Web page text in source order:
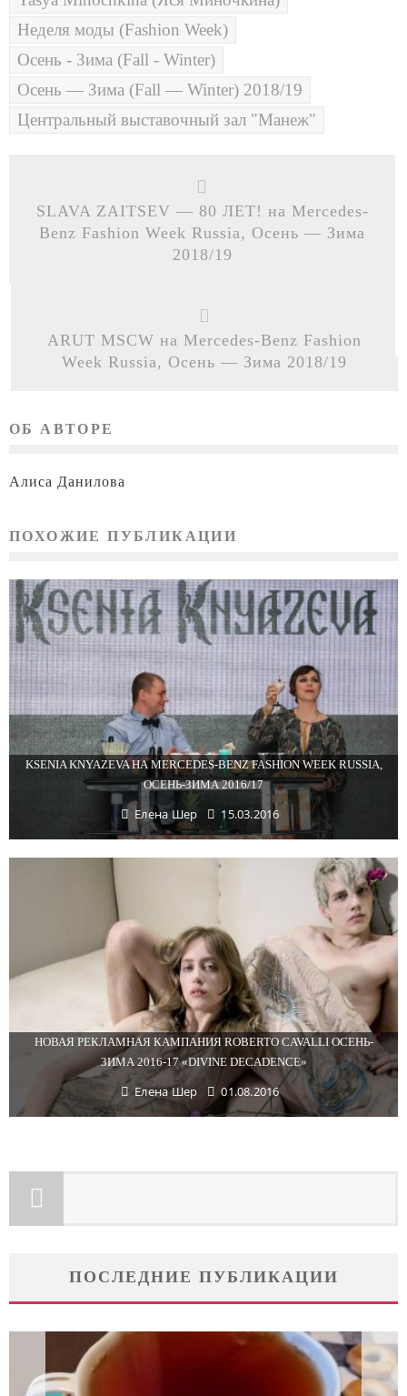
Неделя моды (Fashion Week)
Осень - Зима (Fall - Winter)
Осень — Зима (Fall — Winter) 2018/19
Центральный выставочный зал "Манеж"
SLAVA ZAITSEV — 80 ЛЕТ! на Mercedes-
Benz Fashion Week Russia, Осень — Зима
2018/19
ARUT MSCW на Mercedes-Benz Fashion
Week Russia, Осень — Зима 2018/19
ОБ АВТОРЕ
Алиса Данилова
ПОХОЖИЕ ПУБЛИКАЦИИ
KSENIA KNYAZEVA НА MERCEDES-BENZ FASHION WEEK RUSSIA,
ОСЕНЬ-ЗИМА 2016/17
Елена Шер 15.03.2016
НОВАЯ РЕКЛАМНАЯ КАМПАНИЯ ROBERTO CAVALLI ОСЕНЬ-
ЗИМА 2016-17 «DIVINE DECADENCE»
Елена Шер 01.08.2016
ПОСЛЕДНИЕ ПУБЛИКАЦИИ